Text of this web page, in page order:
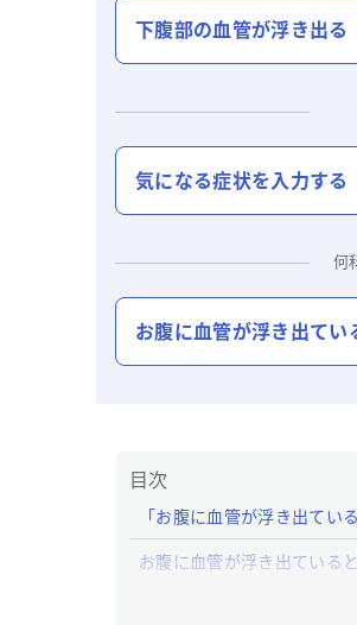
下腹部の血管が浮き出る
気になる症状を入力する
何
お腹に血管が浮き出てい
目次
「お腹に血管が浮き出てい
お腹に血管が浮き出ている